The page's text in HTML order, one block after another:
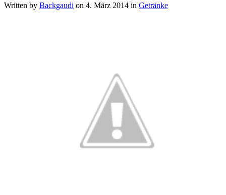
Written by Backgaudi on 4. März 2014 in Getränke